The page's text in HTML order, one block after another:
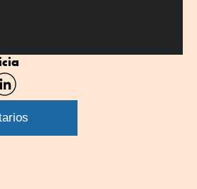
Compartir
por
Linkedin